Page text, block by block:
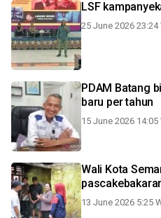
LSF
25 June 2026 23:24
PDAM Batang
baru per tahun
15 June 2026 14:05
Wali Kota
13 June 2026 5:25